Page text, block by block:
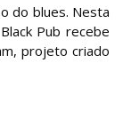
do blues. Nesta
Pub recebe
projeto criado